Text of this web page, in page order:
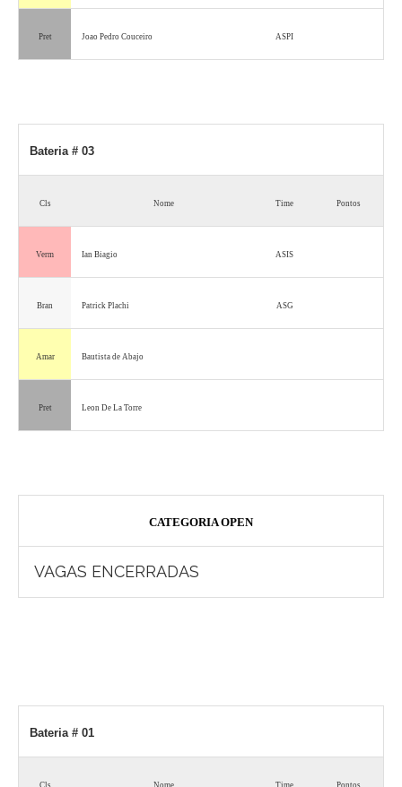
Pret Joao Pedro Couceiro ASPI
Bateria # 03
Cls Nome Time Pontos
Verm Ian Biagio ASIS
Bran Patrick Plachi ASG
Amar Bautista de Abajo
Pret Leon De La Torre
CATEGORIA OPEN
VAGAS ENCERRADAS
Bateria # 01
Cls Nome Time Pontos